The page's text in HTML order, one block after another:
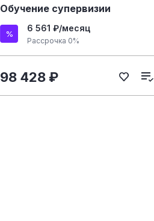
Обучение супервизии
6 561 ₽/месяц
Рассрочка 0%
98 428 ₽